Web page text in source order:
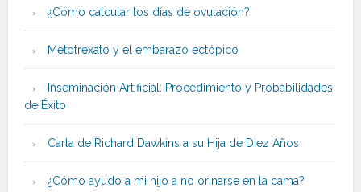
¿Cómo calcular los días de ovulación?
Metotrexato y el embarazo ectópico
Inseminación Artificial: Procedimiento y Probabilidades
de Éxito
Carta de Richard Dawkins a su Hija de Diez Años
¿Cómo ayudo a mi hijo a no orinarse en la cama?